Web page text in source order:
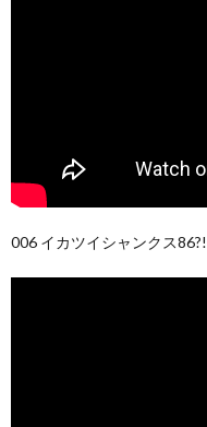
006 イカツイシャンクス